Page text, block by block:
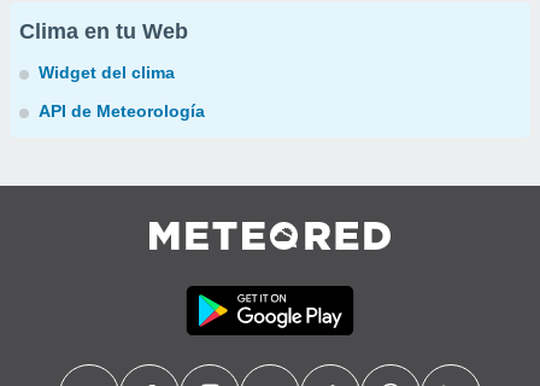
Clima en tu Web
Widget del clima
API de Meteorología